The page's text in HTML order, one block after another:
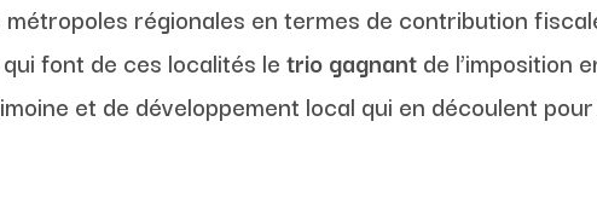
régionales en termes de contribution
font de ces localités letrio gagnantde l’imposition
et de développement local qui en découlent